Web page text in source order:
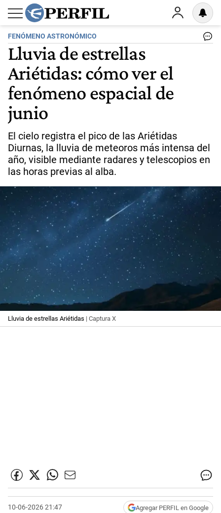
FENÓMENO ASTRONÓMICO
Lluvia de estrellas
Ariétidas: cómo ver el
fenómeno espacial de
junio
El cielo registra el pico de las Ariétidas
Diurnas, la lluvia de meteoros más intensa del
año, visible mediante radares y telescopios en
las horas previas al alba.
Lluvia de estrellas Ariétidas | Captura X
10-06-2026 21:47 Agregar PERFIL en Google